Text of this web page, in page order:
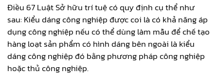
Điều 67 Luật Sở hữu trí tuệ có quy định cụ thể như
sau: Kiểu dáng công nghiệp được coi là có khả năng áp
dụng công nghiệp nếu có thể dùng làm mẫu để chế tạo
hàng loạt sản phẩm có hình dáng bên ngoài là kiểu
dáng công nghiệp đó bằng phương pháp công nghiệp
hoặc thủ công nghiệp.